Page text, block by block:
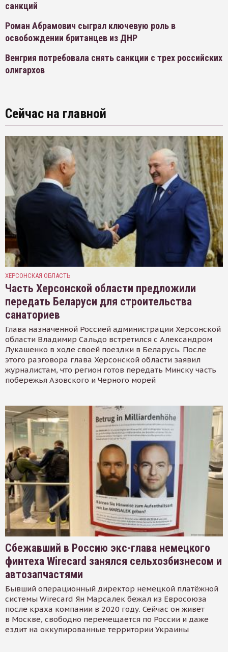
санкций
Роман Абрамович сыграл ключевую роль в
освобождении британцев из ДНР
Венгрия потребовала снять санкции с трех российских
олигархов
Сейчас на главной
ХЕРСОНСКАЯ ОБЛАСТЬ
Часть Херсонской области предложили
передать Беларуси для строительства
санаториев
Глава назначенной Россией администрации Херсонской
области Владимир Сальдо встретился с Александром
Лукашенко в ходе своей поездки в Беларусь. После
этого разговора глава Херсонской области заявил
журналистам, что регион готов передать Минску часть
побережья Азовского и Черного морей
Сбежавший в Россию экс-глава немецкого
финтеха Wirecard занялся сельхозбизнесом и
автозапчастями
Бывший операционный директор немецкой платёжной
системы Wirecard Ян Марсалек бежал из Евросоюза
после краха компании в 2020 году. Сейчас он живёт
в Москве, свободно перемещается по России и даже
ездит на оккупированные территории Украины